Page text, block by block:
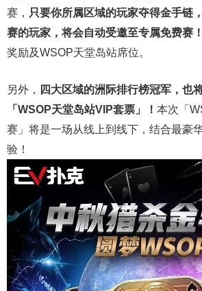
赛， 只要你所属区域的玩家夺得金手链
赛的玩家，将会自动受邀至专属免费赛！
奖励及WSOP天堂岛站席位。
另外， 四大区域的洲际排行榜冠军，也
「WSOP天堂岛站VIP套票」！ 本次「
赛」将是一场从线上到线下，结合最豪
验！